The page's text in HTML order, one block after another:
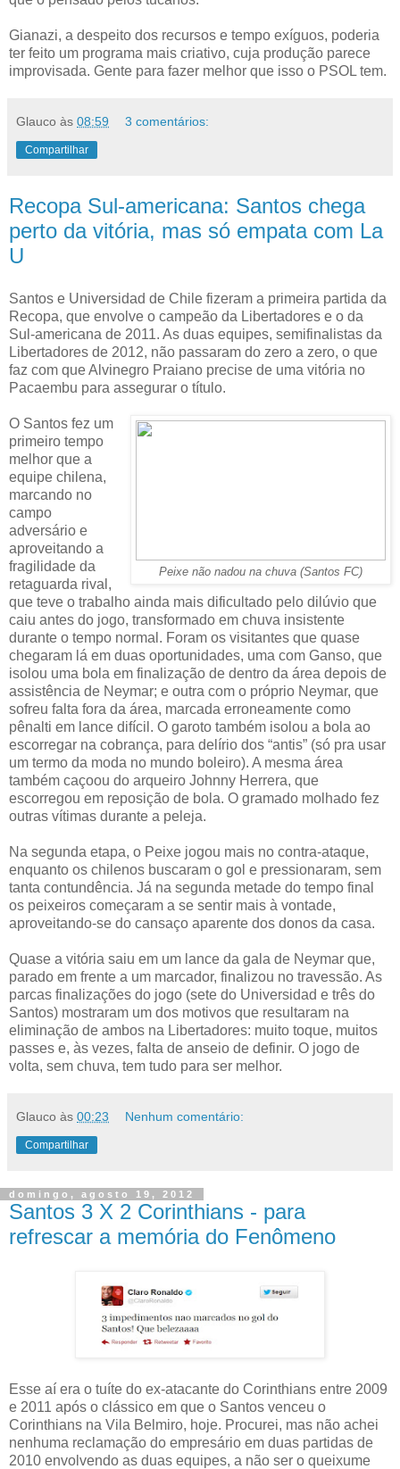
Gianazi, a despeito dos recursos e tempo exíguos, poderia
ter feito um programa mais criativo, cuja produção parece
improvisada. Gente para fazer melhor que isso o PSOL tem.
Glauco às 08:59 3 comentários:
Compartilhar
Recopa Sul-americana: Santos chega
perto da vitória, mas só empata com La
U
Santos e Universidad de Chile fizeram a primeira partida da
Recopa, que envolve o campeão da Libertadores e o da
Sul-americana de 2011. As duas equipes, semifinalistas da
Libertadores de 2012, não passaram do zero a zero, o que
faz com que Alvinegro Praiano precise de uma vitória no
Pacaembu para assegurar o título.
Peixe não nadou na chuva (Santos FC)
O Santos fez um
primeiro tempo
melhor que a
equipe chilena,
marcando no
campo
adversário e
aproveitando a
fragilidade da
retaguarda rival,
que teve o trabalho ainda mais dificultado pelo dilúvio que
caiu antes do jogo, transformado em chuva insistente
durante o tempo normal. Foram os visitantes que quase
chegaram lá em duas oportunidades, uma com Ganso, que
isolou uma bola em finalização de dentro da área depois de
assistência de Neymar; e outra com o próprio Neymar, que
sofreu falta fora da área, marcada erroneamente como
pênalti em lance difícil. O garoto também isolou a bola ao
escorregar na cobrança, para delírio dos “antis” (só pra usar
um termo da moda no mundo boleiro). A mesma área
também caçoou do arqueiro Johnny Herrera, que
escorregou em reposição de bola. O gramado molhado fez
outras vítimas durante a peleja.
Na segunda etapa, o Peixe jogou mais no contra-ataque,
enquanto os chilenos buscaram o gol e pressionaram, sem
tanta contundência. Já na segunda metade do tempo final
os peixeiros começaram a se sentir mais à vontade,
aproveitando-se do cansaço aparente dos donos da casa.
Quase a vitória saiu em um lance da gala de Neymar que,
parado em frente a um marcador, finalizou no travessão. As
parcas finalizações do jogo (sete do Universidad e três do
Santos) mostraram um dos motivos que resultaram na
eliminação de ambos na Libertadores: muito toque, muitos
passes e, às vezes, falta de anseio de definir. O jogo de
volta, sem chuva, tem tudo para ser melhor.
Glauco às 00:23 Nenhum comentário:
Compartilhar
domingo, agosto 19, 2012
Santos 3 X 2 Corinthians - para
refrescar a memória do Fenômeno
Esse aí era o tuíte do ex-atacante do Corinthians entre 2009
e 2011 após o clássico em que o Santos venceu o
Corinthians na Vila Belmiro, hoje. Procurei, mas não achei
nenhuma reclamação do empresário em duas partidas de
2010 envolvendo as duas equipes, a não ser o queixume